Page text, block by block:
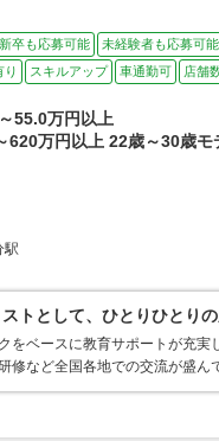
新卒も応募可能 未経験者も応募可能
り
スキルアップ 車通勤可 店舗
55.0万円以上
620万円以上 22歳～30歳モ
駅
トとして、ひとりひとり
をベースに教育サポートが充
修など全国各地での交流が盛ん